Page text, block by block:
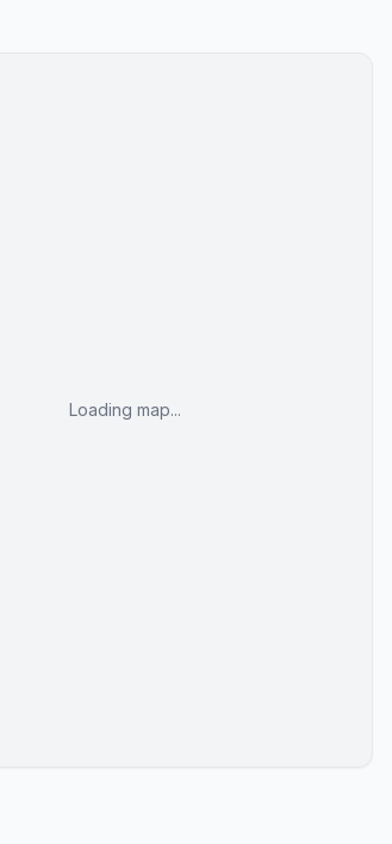
Loading map...